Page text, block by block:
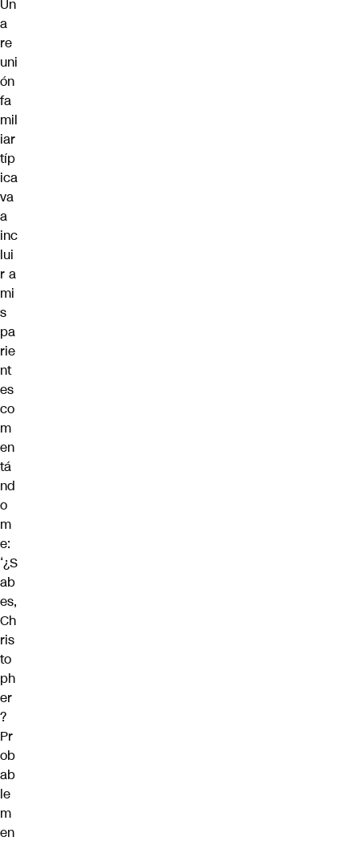
Un
a
re
uni
ón
fa
mil
iar
típ
ica
va
a
inc
lui
r a
mi
s
pa
rie
nt
es
co
m
en
tá
nd
o
m
e:
‘¿S
ab
es,
Ch
ris
to
ph
er
?
Pr
ob
ab
le
m
en